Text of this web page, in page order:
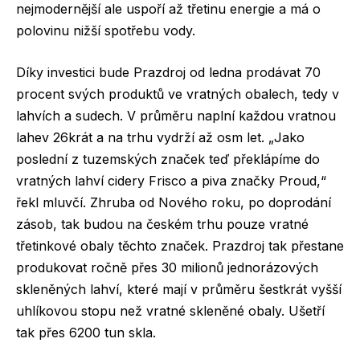
nejmodernější ale uspoří až třetinu energie a má o
polovinu nižší spotřebu vody.
Díky investici bude Prazdroj od ledna prodávat 70
procent svých produktů ve vratných obalech, tedy v
lahvích a sudech. V průměru naplní každou vratnou
lahev 26krát a na trhu vydrží až osm let. „Jako
poslední z tuzemských značek teď překlápíme do
vratných lahví cidery Frisco a piva značky Proud,“
řekl mluvčí. Zhruba od Nového roku, po doprodání
zásob, tak budou na českém trhu pouze vratné
třetinkové obaly těchto značek. Prazdroj tak přestane
produkovat ročně přes 30 milionů jednorázových
skleněných lahví, které mají v průměru šestkrát vyšší
uhlíkovou stopu než vratné skleněné obaly. Ušetří
tak přes 6200 tun skla.